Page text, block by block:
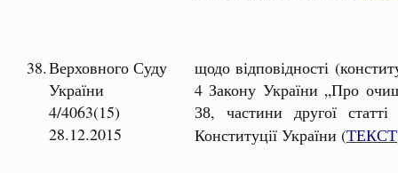
38.Верховного Суду
України
4/4063(15)
28.12.2015
щодо відповідності
4 Закону України „Про
38, частини другої
Конституції України (ТЕКСТ